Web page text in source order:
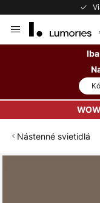
to
Iba
Nástenné svietidlá